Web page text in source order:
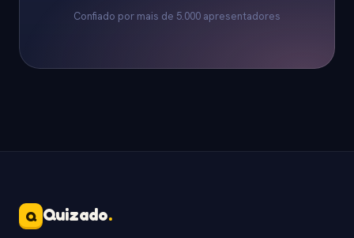
Confiado por mais de 5.000 apresentadores
Q Quizado.